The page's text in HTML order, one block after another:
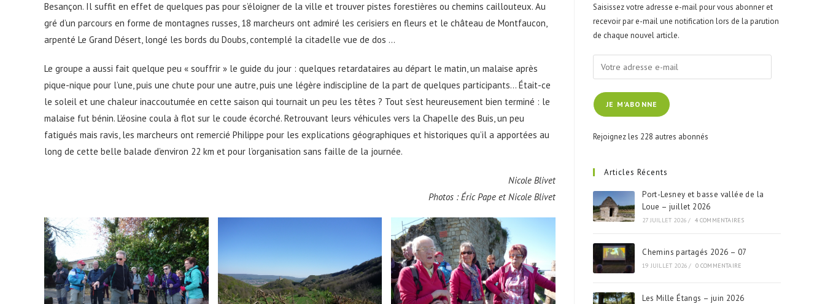
Besançon. Il suffit en effet de quelques pas pour s’éloigner de la ville et trouver pistes forestières ou chemins caillouteux. Au
gré d’un parcours en forme de montagnes russes, 18 marcheurs ont admiré les cerisiers en fleurs et le château de Montfaucon,
arpenté Le Grand Désert, longé les bords du Doubs, contemplé la citadelle vue de dos …
Le groupe a aussi fait quelque peu « souffrir » le guide du jour : quelques retardataires au départ le matin, un malaise après
pique-nique pour l’une, puis une chute pour une autre, puis une légère indiscipline de la part de quelques participants… Était-ce
le soleil et une chaleur inaccoutumée en cette saison qui tournait un peu les têtes ? Tout s’est heureusement bien terminé : le
malaise fut bénin. L’éosine coula à flot sur le coude écorché. Retrouvant leurs véhicules vers la Chapelle des Buis, un peu
fatigués mais ravis, les marcheurs ont remercié Philippe pour les explications géographiques et historiques qu’il a apportées au
long de cette belle balade d’environ 22 km et pour l’organisation sans faille de la journée.
Nicole Blivet
Photos : Éric Pape et Nicole Blivet
Saisissez votre adresse e-mail pour vous abonner et
recevoir par e-mail une notification lors de la parution
de chaque nouvel article.
Votre
adresse
e-
mailJE M'ABONNE
Rejoignez les 228 autres abonnés
Articles Récents
Port-Lesney et basse vallée de la
Loue – juillet 2026
27 JUILLET 2026 / 4 COMMENTAIRES
Chemins partagés 2026 – 07
19 JUILLET 2026 / 0 COMMENTAIRE
Les Mille Étangs – juin 2026